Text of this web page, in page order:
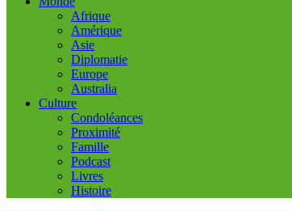
Afrique
Amérique
Asie
Diplomatie
Europe
Australia
Culture
Condoléances
Proximité
Famille
Podcast
Livres
Histoire